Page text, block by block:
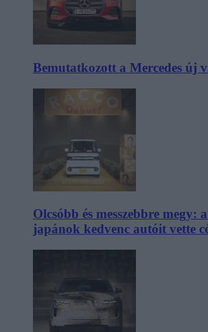
Bemutatkozott a Mercedes új
Olcsóbb és messzebbre megy:
japánok kedvenc autóit vette